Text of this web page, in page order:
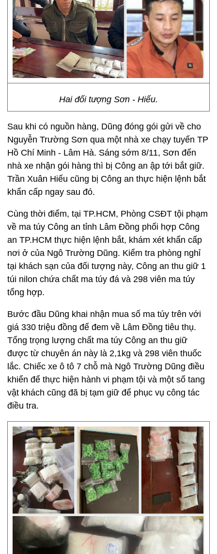
Hai đối tượng Sơn - Hiếu.
Sau khi có nguồn hàng, Dũng đóng gói gửi về cho
Nguyễn Trường Sơn qua một nhà xe chạy tuyến TP
Hồ Chí Minh - Lâm Hà. Sáng sớm 8/11, Sơn đến
nhà xe nhận gói hàng thì bị Công an ập tới bắt giữ.
Trần Xuân Hiếu cũng bị Công an thực hiện lệnh bắt
khẩn cấp ngay sau đó.
Cùng thời điểm, tại TP.HCM, Phòng CSĐT tội phạm
về ma túy Công an tỉnh Lâm Đồng phối hợp Công
an TP.HCM thực hiện lệnh bắt, khám xét khẩn cấp
nơi ở của Ngô Trường Dũng. Kiểm tra phòng nghỉ
tại khách sạn của đối tượng này, Công an thu giữ 1
túi nilon chứa chất ma túy đá và 298 viên ma túy
tổng hợp.
Bước đầu Dũng khai nhận mua số ma túy trên với
giá 330 triệu đồng để đem về Lâm Đồng tiêu thụ.
Tổng trọng lượng chất ma túy Công an thu giữ
được từ chuyên án này là 2,1kg và 298 viên thuốc
lắc. Chiếc xe ô tô 7 chỗ mà Ngô Trường Dũng điều
khiển để thực hiện hành vi phạm tội và một số tang
vật khách cũng đã bị tạm giữ để phục vụ công tác
điều tra.